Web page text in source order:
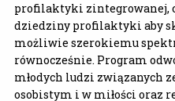
profilaktyki zintegrowanej,
dziedziny profilaktyki aby
możliwie szerokiemu
równocześnie. Program
młodych ludzi związanych
osobistym i w miłości oraz